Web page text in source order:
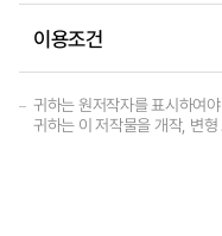
이용조건
귀하는 원저작자를 표시하여
귀하는 이 저작물을 개작, 변